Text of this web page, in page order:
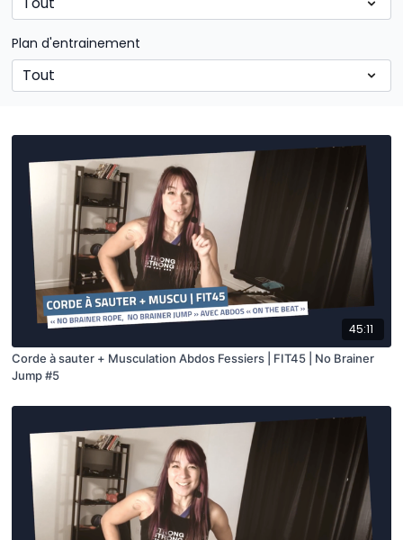
Plan d'entrainement
45:11
Corde à sauter + Musculation Abdos Fessiers | FIT45 | No Brainer
Jump #5